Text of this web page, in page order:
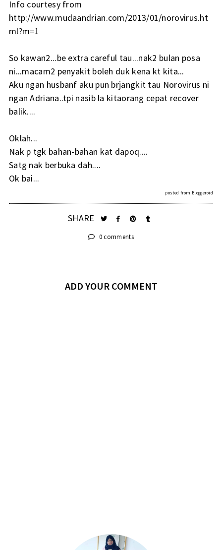
Info courtesy from
http://www.mudaandrian.com/2013/01/norovirus.ht
ml?m=1
So kawan2...be extra careful tau...nak2 bulan posa
ni...macam2 penyakit boleh duk kena kt kita...
Aku ngan husbanf aku pun brjangkit tau Norovirus ni
ngan Adriana..tpi nasib la kitaorang cepat recover
balik....
Oklah...
Nak p tgk bahan-bahan kat dapoq....
Satg nak berbuka dah....
Ok bai...
posted from Bloggeroid
SHARE
0 comments
ADD YOUR COMMENT